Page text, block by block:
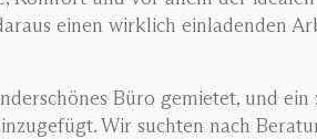
einen wirklich einladenden
Büro gemietet, und ein
Wir suchten nach